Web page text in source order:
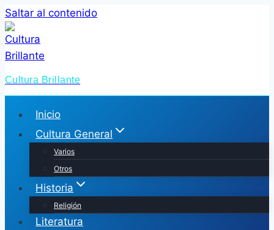
Saltar al contenido
Cultura Brillante
Inicio
Cultura General
Varios
Otros
Historia
Religión
Literatura